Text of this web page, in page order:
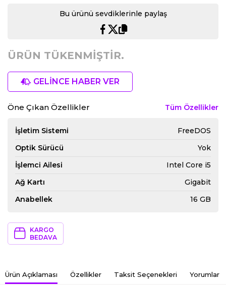
Bu ürünü sevdiklerinle paylaş
ÜRÜN TÜKENMİŞTİR.
GELİNCE HABER VER
Öne Çıkan Özellikler Tüm Özellikler
İşletim Sistemi
FreeDOS
Optik Sürücü
Yok
İşlemci Ailesi
Intel Core i5
Ağ Kartı
Gigabit
Anabellek
16 GB
KARGO
BEDAVA
Ürün Açıklaması Özellikler Taksit Seçenekleri Yorumlar